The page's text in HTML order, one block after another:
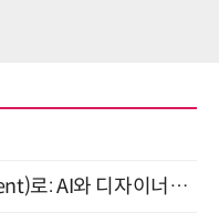
"인터페이스를 넘어 인텐트(intent)로: AI와 디자이너가 함께 만드는 공존의 UX" 강남역 (9/2)